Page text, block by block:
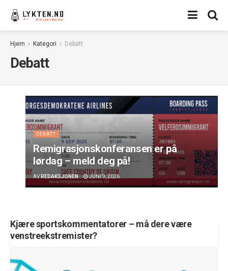
Hjem Kategori Debatt
Debatt
DEBATT
Remigrasjonskonferansen er på
lørdag – meld deg på!
AV REDAKSJONEN JUNI 9, 2026
Kjære sportskommentatorer – må dere være
venstreekstremister?